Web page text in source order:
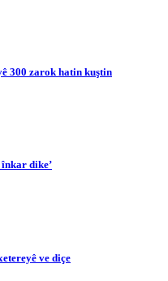
300 zarok hatin kuştin
dike’
ve diçe